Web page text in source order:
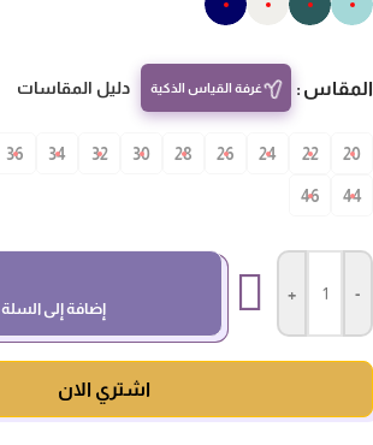
المقاس غرفة القياس الذكية دليل المقاسات
20
22
24
26
28
30
32
34
36
44
46
-
+
إضافة إلى السلة
اشتري الان